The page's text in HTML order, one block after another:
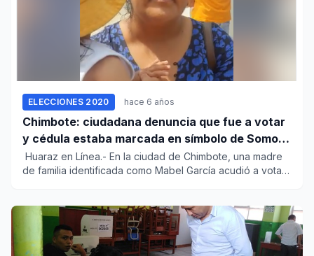
ELECCIONES 2020 hace 6 años
Chimbote: ciudadana denuncia que fue a votar
y cédula estaba marcada en símbolo de Somos
Perú
Huaraz en Línea.- En la ciudad de Chimbote, una madre
de familia identificada como Mabel García acudió a votar